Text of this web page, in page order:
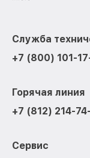
Служба
+7 (800) 101-
Горячая линия
+7 (812) 214-
Сервис